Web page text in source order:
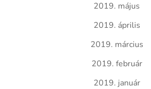
2019. május
2019. április
2019. március
2019. február
2019. január